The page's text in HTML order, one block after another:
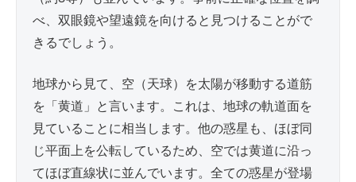
べ、双眼鏡や望遠鏡を向けると見つけることがで
きるでしょう。
地球から見て、空（天球）を太陽が移動する道筋
を「黄道」と言います。これは、地球の軌道面を
見ていることに相当します。他の惑星も、ほぼ同
じ平面上を公転しているため、空では黄道に沿っ
てほぼ直線状に並んでいます。全ての惑星が登場